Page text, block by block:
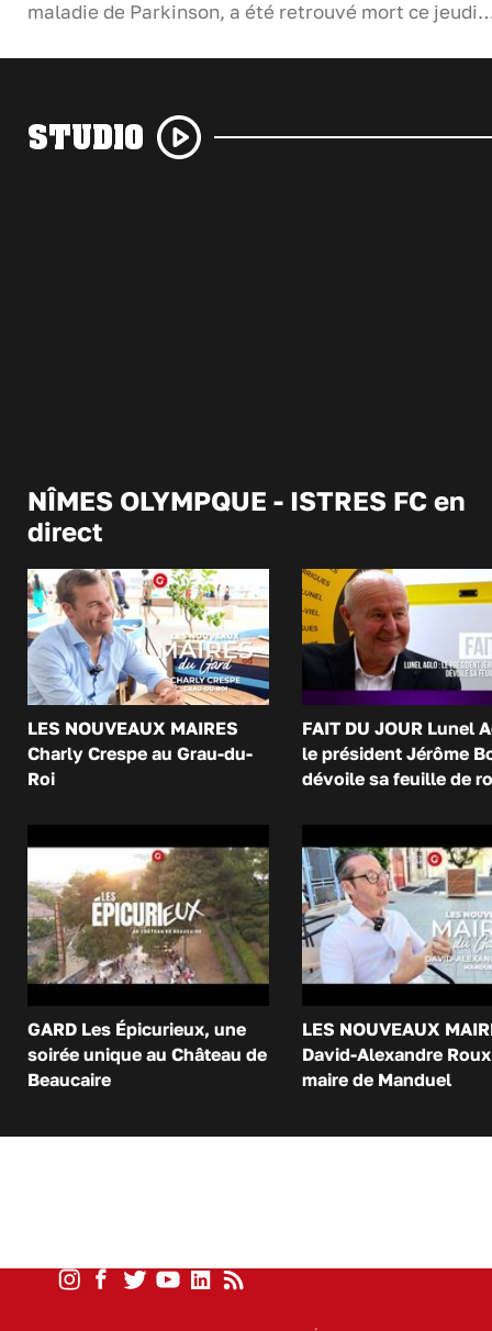
maladie de Parkinson, a été retrouvé mort ce
STUDIO
NÎMES OLYMPQUE - ISTRES FC en
direct
LES NOUVEAUX MAIRES
Charly Crespe au Grau-du-
Roi
FAIT DU JOUR Lunel
le président Jérôme
dévoile sa feuille de
GARD Les Épicurieux, une
soirée unique au Château de
Beaucaire
LES NOUVEAUX
David-Alexandre
maire de Manduel